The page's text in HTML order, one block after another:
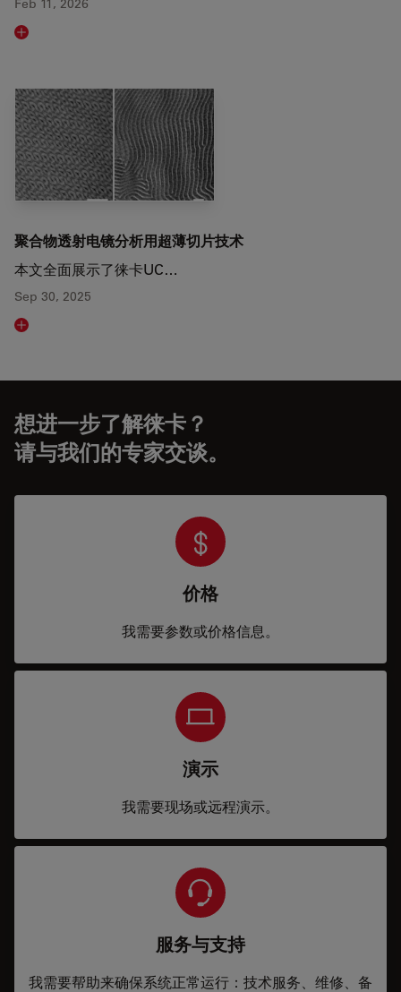
Feb 11, 2026
Read article
聚合物透射电镜分析用超薄切片技术
本文全面展示了徕卡UC…
Sep 30, 2025
Read article
想进一步了解徕卡？
请与我们的专家交谈。
价格
我需要参数或价格信息。
演示
我需要现场或远程演示。
服务与支持
我需要帮助来确保系统正常运行：技术服务、维修、备